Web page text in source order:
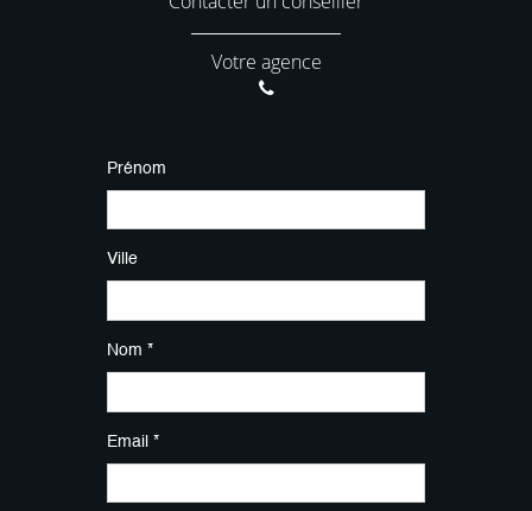
Votre agence
Prénom
Ville
Nom *
Email *